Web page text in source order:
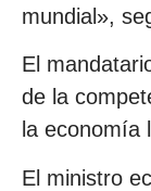
mundial»,
El
de la
la economía
El ministro